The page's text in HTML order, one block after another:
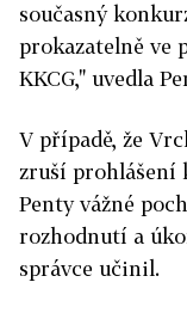
současný
prokazatelně ve
KKCG," uvedla
V případě, že
zruší prohlášení
Penty vážné
rozhodnutí a
správce učinil.